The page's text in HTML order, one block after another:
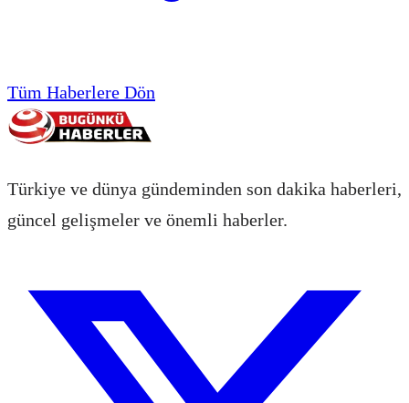
Tüm Haberlere Dön
Türkiye ve dünya gündeminden son dakika haberleri,
güncel gelişmeler ve önemli haberler.